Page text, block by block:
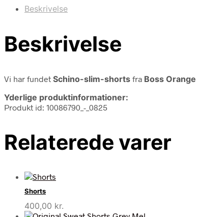
Beskrivelse
Beskrivelse
Vi har fundet Schino-slim-shorts fra Boss Orange
Yderlige produktinformationer:
Produkt id: 10086790_-_0825
Relaterede varer
Shorts
400,00 kr.